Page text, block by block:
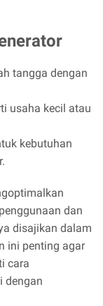
tangga dengan
usaha kecil atau
kebutuhan
dan
disajikan dalam
ini penting agar
cara
dengan